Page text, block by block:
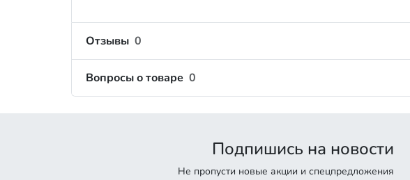
Отзывы 0
Вопросы о товаре 0
Подпишись на новости
Не пропусти новые акции и спецпредложения